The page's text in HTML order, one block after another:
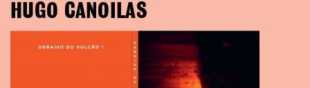
HUGO CANOILAS